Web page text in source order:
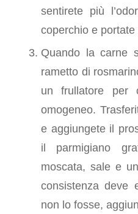
sentirete più
coperchio e
Quando la carne
rametto di
un frullatore per
omogeneo.
e aggiungete il
il parmigiano
moscata, sale e
consistenza deve
non lo fosse,